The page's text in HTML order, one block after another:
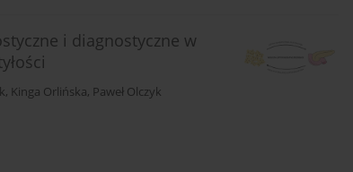
i diagnostyczne w
, Kinga Orlińska, Paweł Olczyk